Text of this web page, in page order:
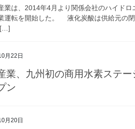
業は、2014年4月より関係会社のハイドロ
運転を開始した。 液化炭酸は供給元の
[…]
月22日
業、九州初の商用水素ステ
ン
月20日